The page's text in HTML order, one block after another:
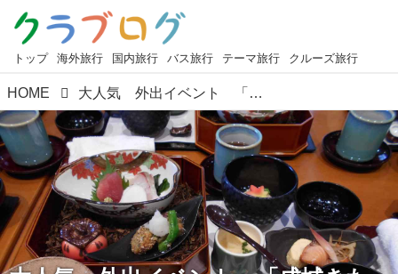
トップ 海外旅行 国内旅行 バス旅行 テーマ旅行 クルーズ旅行
HOME 大人気 外出イベント 「成城きた山」